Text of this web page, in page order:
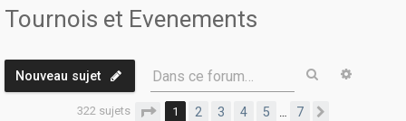
Tournois et Evenements
Nouveau sujet Dans ce forum… Rechercher
322 sujets Page 1sur
1 2 3 4 5 7